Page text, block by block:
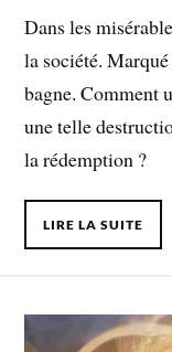
Dans les
la société.
bagne. Comment
une telle
la rédemption ?
LIRE LA SUITE